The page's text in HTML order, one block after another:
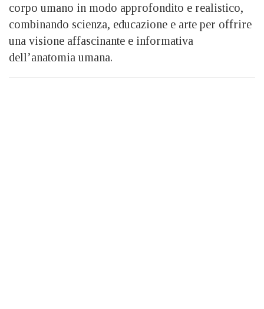
corpo umano in modo approfondito e realistico,
combinando scienza, educazione e arte per offrire
una visione affascinante e informativa
dell’anatomia umana.